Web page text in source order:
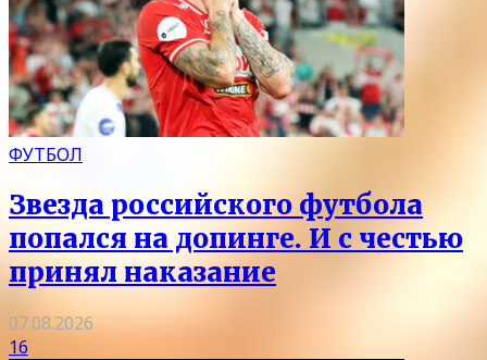
ФУТБОЛ
Звезда российского футбола
попался на допинге. И с честью
принял наказание
07.08.2026
16